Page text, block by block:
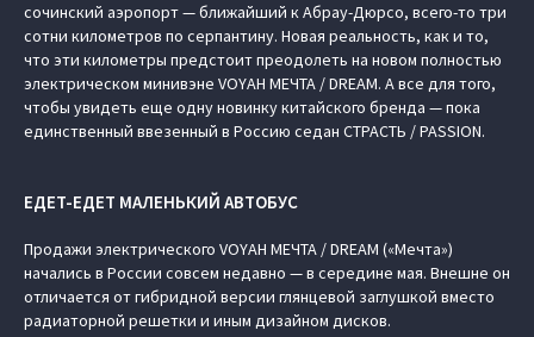
сочинский аэропорт — ближайший к Абрау-Дюрсо, всего-то три
сотни километров по серпантину. Новая реальность, как и то,
что эти километры предстоит преодолеть на новом полностью
электрическом минивэне VOYAH МЕЧТА / DREAM. А все для того,
чтобы увидеть еще одну новинку китайского бренда — пока
единственный ввезенный в Россию седан СТРАСТЬ / PASSION.
ЕДЕТ-ЕДЕТ МАЛЕНЬКИЙ АВТОБУС
Продажи электрического VOYAH МЕЧТА / DREAM («Мечта»)
начались в России совсем недавно — в середине мая. Внешне он
отличается от гибридной версии глянцевой заглушкой вместо
радиаторной решетки и иным дизайном дисков.